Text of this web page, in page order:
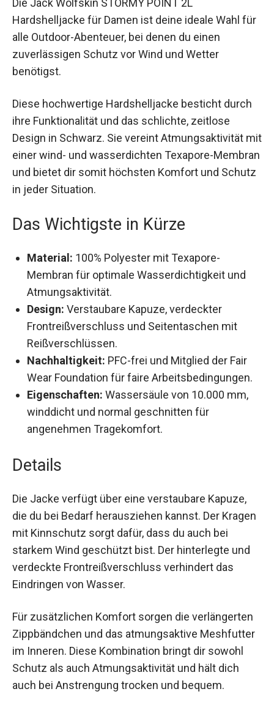
Hardshelljacke für Damen ist deine ideale Wahl
für alle Outdoor-Abenteuer, bei denen du einen
zuverlässigen Schutz vor Wind und Wetter
benötigst.
ihre Funktionalität und das schlichte, zeitlose
Design in Schwarz. Sie vereint Atmungsaktivität
mit einer wind- und wasserdichten Texapore-
Membran und bietet dir somit höchsten Komfort
und Schutz in jeder Situation.
Das Wichtigste in Kürze
Membran für optimale Wasserdichtigkeit und
Atmungsaktivität.
Design:Verstaubare Kapuze, verdeckter
Frontreißverschluss und Seitentaschen mit
Reißverschlüssen.
Nachhaltigkeit:PFC-frei und Mitglied der Fair
Wear Foundation für faire Arbeitsbedingungen.
Eigenschaften:Wassersäule von 10.000 mm,
winddicht und normal geschnitten für
angenehmen Tragekomfort.
Details
die du bei Bedarf herausziehen kannst. Der
Kragen mit Kinnschutz sorgt dafür, dass du auch
bei starkem Wind geschützt bist. Der hinterlegte
und verdeckte Frontreißverschluss verhindert
das Eindringen von Wasser.
verlängerten Zippbändchen und das
atmungsaktive Meshfutter im Inneren. Diese
Kombination bringt dir sowohl Schutz als auch
Atmungsaktivität und hält dich auch bei
Anstrengung trocken und bequem.